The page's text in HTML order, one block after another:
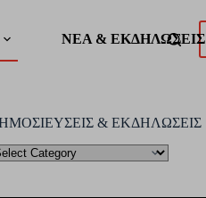
ΝΕΑ & ΕΚΔΗΛΩΣΕΙΣ
& ΕΚΔΗΛΩΣΕΙΣ